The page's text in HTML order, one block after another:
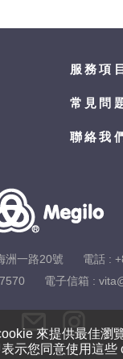
來提供最佳瀏
示您同意使用這些
服務項目
常見問
聯絡我
洲一路20號 電話 :
電子信箱 :